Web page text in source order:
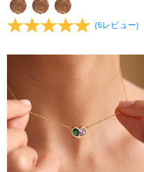
(5レビュー)